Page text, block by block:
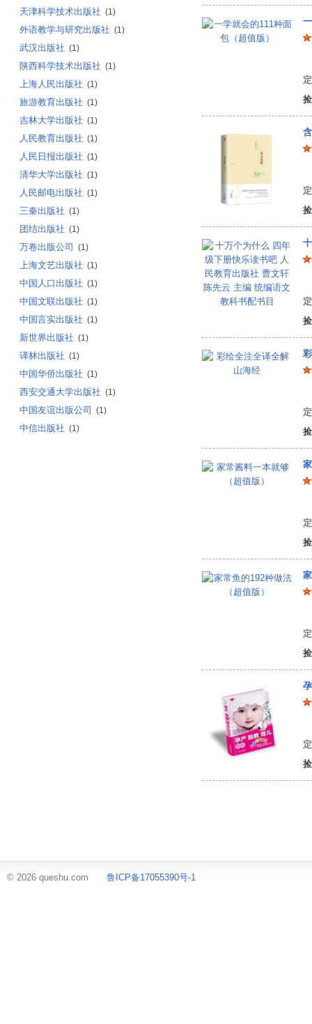
天津科学技术出版社 (1)
外语教学与研究出版社 (1)
武汉出版社 (1)
陕西科学技术出版社 (1)
上海人民出版社 (1)
旅游教育出版社 (1)
吉林大学出版社 (1)
人民教育出版社 (1)
人民日报出版社 (1)
清华大学出版社 (1)
人民邮电出版社 (1)
三秦出版社 (1)
团结出版社 (1)
万卷出版公司 (1)
上海文艺出版社 (1)
中国人口出版社 (1)
中国文联出版社 (1)
中国言实出版社 (1)
新世界出版社 (1)
译林出版社 (1)
中国华侨出版社 (1)
西安交通大学出版社 (1)
中国友谊出版公司 (1)
中信出版社 (1)
© 2026 queshu.com 鲁ICP备17055390号-1